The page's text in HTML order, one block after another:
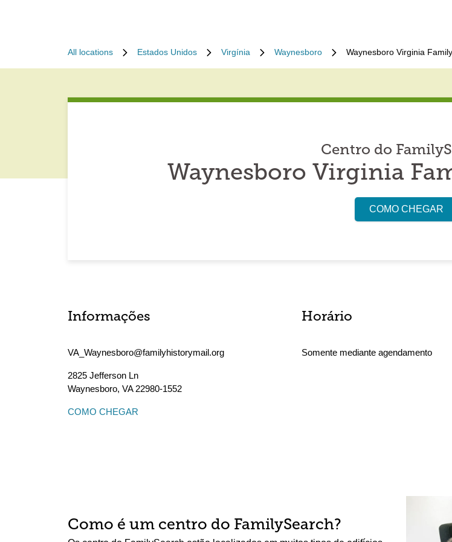
All locations Estados Unidos Virgínia Waynesboro Waynesboro Virginia
Centro do
Waynesboro Virginia
COMO CHEGAR
Informações
VA_Waynesboro@familyhistorymail.org
2825 Jefferson Ln
Waynesboro, VA22980-1552
COMO CHEGAR
Horário
Somente mediante agendamento
Como é um centro do FamilySearch?